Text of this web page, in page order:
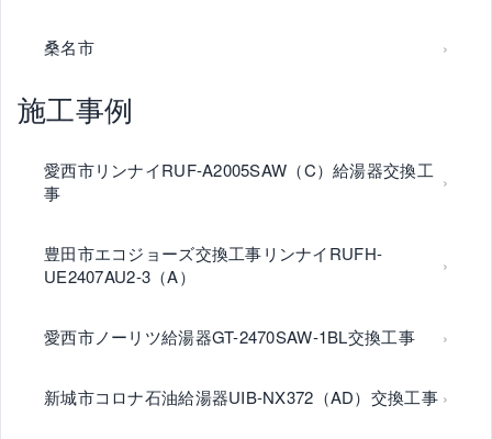
桑名市
施工事例
愛西市リンナイRUF-A2005SAW（C）給湯器交換工
事
豊田市エコジョーズ交換工事リンナイRUFH-
UE2407AU2-3（A）
愛西市ノーリツ給湯器GT-2470SAW-1BL交換工事
新城市コロナ石油給湯器UIB-NX372（AD）交換工事